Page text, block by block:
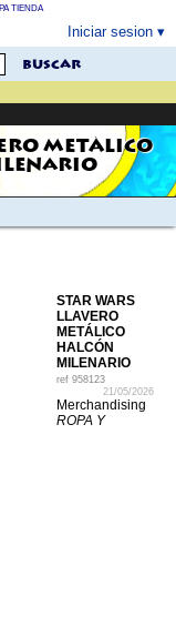
TIENDA
Iniciar sesion
buscar
METÁLICO
STAR WARS
LLAVERO
METÁLICO
HALCÓN
MILENARIO
ref 958123
21/05/2026
Merchandising
ROPA Y